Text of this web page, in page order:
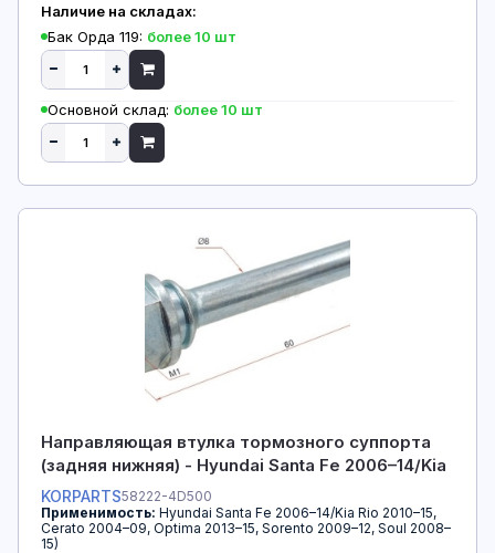
Наличие на складах:
Бак Орда 119: более 10 шт
Основной склад: более 10 шт
Направляющая втулка тормозного суппорта
(задняя нижняя) - Hyundai Santa Fe 2006–14/Kia
Rio 2010–15
KORPARTS58222-4D500
Применимость: Hyundai Santa Fe 2006–14/Kia Rio 2010–15,
Cerato 2004–09, Optima 2013–15, Sorento 2009–12, Soul 2008–
15)